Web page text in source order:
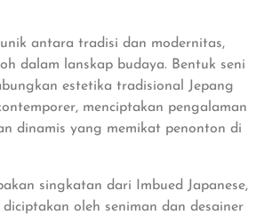
unik antara tradisi dan modernitas,
dalam lanskap budaya. Bentuk seni
estetika tradisional Jepang
menciptakan pengalaman
dinamis yang memikat penonton di
singkatan dari Imbued Japanese,
oleh seniman dan desainer